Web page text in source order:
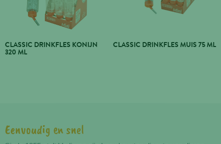
CLASSIC DRINKFLES KONIJN
320 ML
CLASSIC DRINKFLES MUIS 75 ML
Voordelen
Eenvoudig en snel